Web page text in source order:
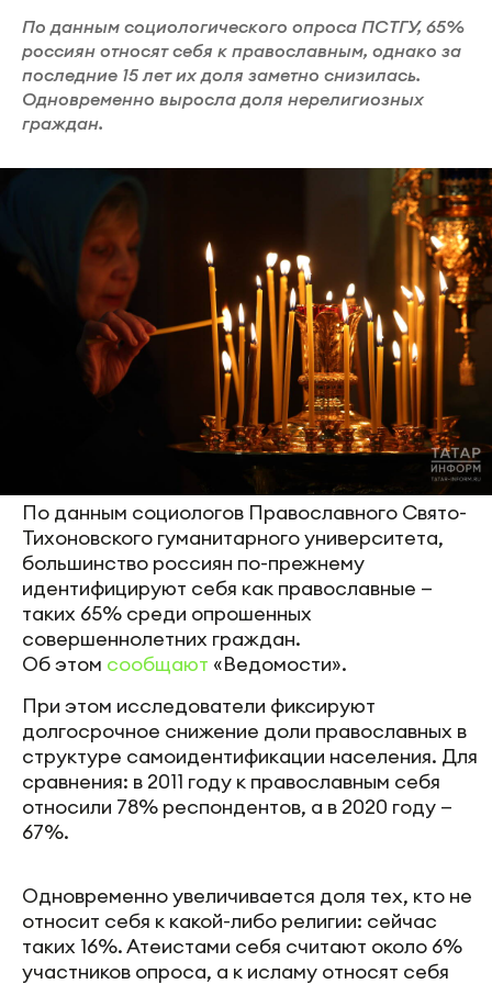
По данным социологического опроса ПСТГУ, 65%
россиян относят себя к православным, однако за
последние 15 лет их доля заметно снизилась.
Одновременно выросла доля нерелигиозных
граждан.
По данным социологов Православного Свято-
Тихоновского гуманитарного университета,
большинство россиян по-прежнему
идентифицируют себя как православные —
таких 65% среди опрошенных
совершеннолетних граждан.
Об этом сообщают «Ведомости».
При этом исследователи фиксируют
долгосрочное снижение доли православных в
структуре самоидентификации населения. Для
сравнения: в 2011 году к православным себя
относили 78% респондентов, а в 2020 году —
67%.
Одновременно увеличивается доля тех, кто не
относит себя к какой-либо религии: сейчас
таких 16%. Атеистами себя считают около 6%
участников опроса, а к исламу относят себя